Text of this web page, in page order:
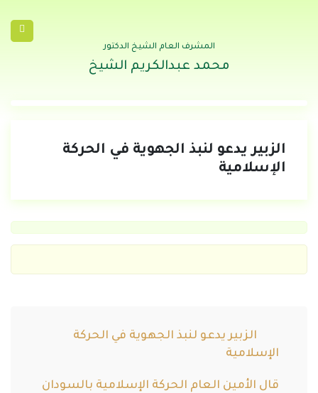
المشرف العام الشيخ الدكتور
محمد عبدالكريم الشيخ
الزبير يدعو لنبذ الجهوية في الحركة
الإسلامية
الزبير يدعو لنبذ الجهوية في الحركة
الإسلامية
قال الأمين العام الحركة الإسلامية بالسودان